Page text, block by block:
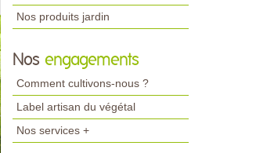
Nos produits jardin
Nos engagements
Comment cultivons-nous ?
Label artisan du végétal
Nos services +